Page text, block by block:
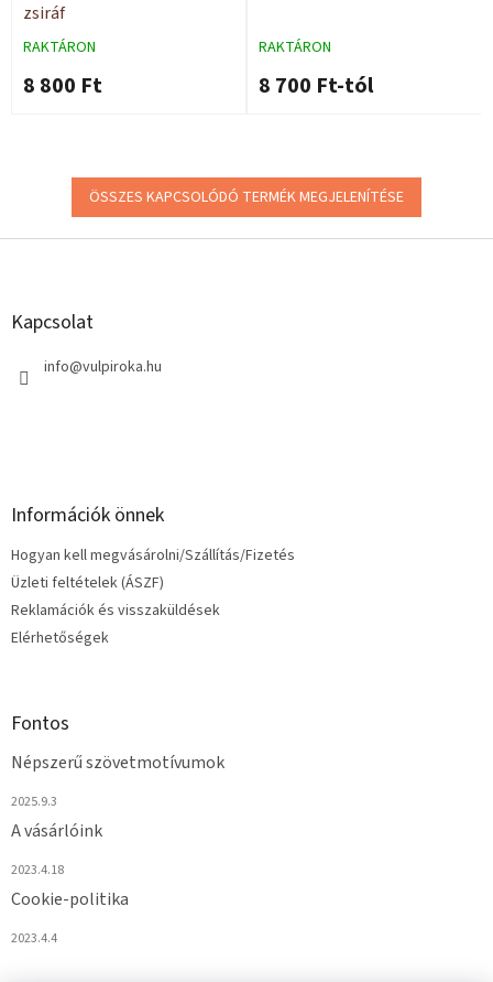
zsiráf
RAKTÁRON
8 800 Ft
RAKTÁRON
8 700 Ft-tól
ÖSSZES KAPCSOLÓDÓ TERMÉK MEGJELENÍTÉSE
L
Kapcsolat
info@vulpiroka.hu
Információk önnek
Hogyan kell megvásárolni/Szállítás/Fizetés
Üzleti feltételek (ÁSZF)
Reklamációk és visszaküldések
Elérhetőségek
Fontos
Népszerű szövetmotívumok
2025.9.3
A vásárlóink
2023.4.18
Cookie-politika
2023.4.4